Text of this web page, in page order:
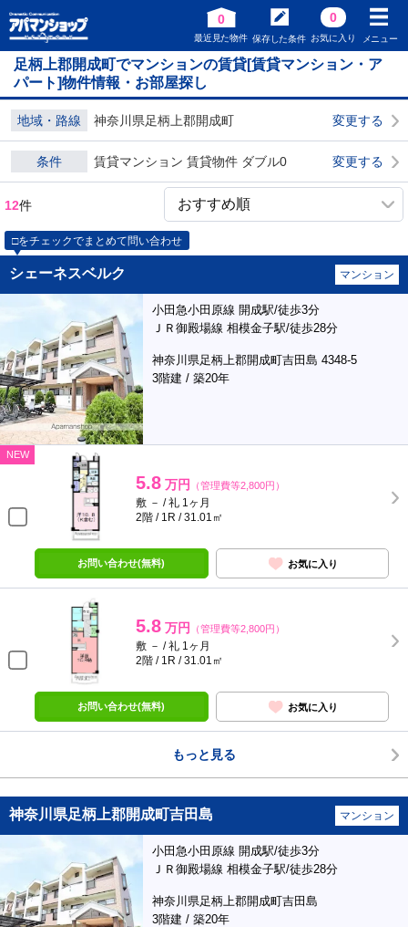
0
最近見た物件 保存した条件
0
お気に入り メニュー
足柄上郡開成町でマンションの賃貸[賃貸マンション・ア
パート]物件情報・お部屋探し
地域・路線 神奈川県足柄上郡開成町 変更する
条件 賃貸マンション 賃貸物件 ダブル0 変更する
12件
□をチェックでまとめて問い合わせ
シェーネスベルク マンション
小田急小田原線 開成駅/徒歩3分
ＪＲ御殿場線 相模金子駅/徒歩28分
神奈川県足柄上郡開成町吉田島 4348-5
3階建 / 築20年
NEW
5.8 万円 （管理費等2,800円）
敷 － / 礼 1ヶ月
2階 / 1R / 31.01㎡
お問い合わせ(無料) お気に入り
5.8 万円 （管理費等2,800円）
敷 － / 礼 1ヶ月
2階 / 1R / 31.01㎡
お問い合わせ(無料) お気に入り
もっと見る
神奈川県足柄上郡開成町吉田島 マンション
小田急小田原線 開成駅/徒歩3分
ＪＲ御殿場線 相模金子駅/徒歩28分
神奈川県足柄上郡開成町吉田島
3階建 / 築20年